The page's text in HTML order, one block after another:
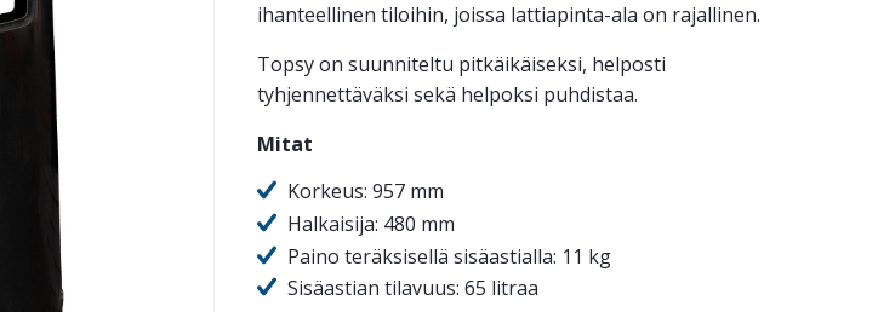
ihanteellinen tiloihin, joissa lattiapinta-ala on rajallinen.
Topsy on suunniteltu pitkäikäiseksi, helposti
tyhjennettäväksi sekä helpoksi puhdistaa.
Mitat
Korkeus: 957 mm
Halkaisija: 480 mm
Paino teräksisellä sisäastialla: 11 kg
Sisäastian tilavuus: 65 litraa